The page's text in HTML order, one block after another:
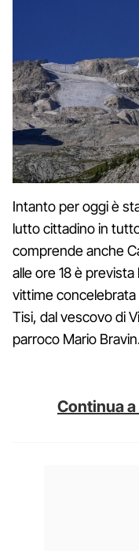
Intanto per oggi è
lutto cittadino in
comprende anche
alle ore 18 è
vittime concelebrata
Tisi, dal vescovo di
parroco Mario
Continua